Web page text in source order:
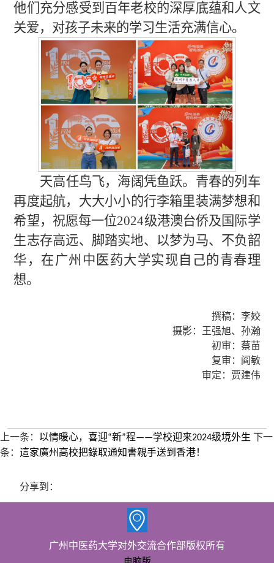
他们充分感受到百年老校的深厚底蕴和人文
关爱，对孩子未来的学习生活充满信心。
天高任鸟飞，海阔凭鱼跃。青春的列车
再度起航， 大大小小的行李箱里装满梦想和
希望， 祝愿每一位2024级港澳台侨及国际学
生志存高远、脚踏实地、 以梦为马、 不负韶
华 ，在广州中医药大学实现自己的青春理
想。
撰稿：李姣
摄影：王强旭、孙瀚
初审：蔡苗
复审：阎敏
审定：贾建伟
上一条： 以情暖心，喜迎“新”程——学校迎来2024级境外生 下一
条： 這家廣州高校把錄取通知書親手送到香港！
分享到：
广州中医药大学对外交流合作部版权所有